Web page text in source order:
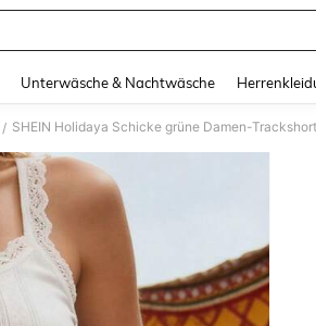
Unterwäsche & Nachtwäsche
/ SHEIN Holidaya Schicke grüne Damen-